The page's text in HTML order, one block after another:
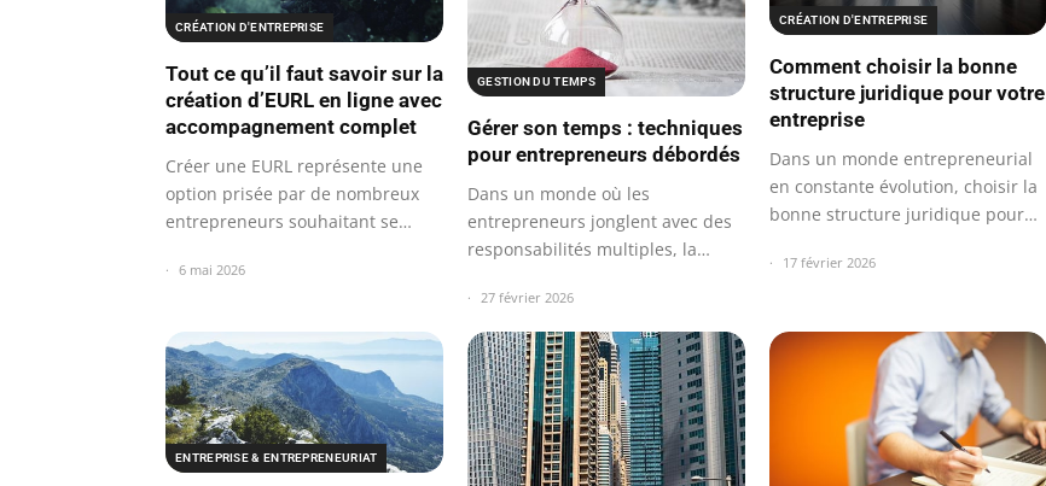
CRÉATION D'ENTREPRISE
Tout ce qu’il faut savoir sur la
création d’EURL en ligne avec
accompagnement complet
Créer une EURL représente une
option prisée par de nombreux
entrepreneurs souhaitant se
6 mai 2026
GESTION DU TEMPS
Gérer son temps : techniques
pour entrepreneurs débordés
Dans un monde où les
entrepreneurs jonglent avec des
responsabilités multiples, la
27 février 2026
CRÉATION D'ENTREPRISE
Comment choisir la bonne
structure juridique pour votre
entreprise
Dans un monde entrepreneurial
en constante évolution, choisir la
bonne structure juridique pour
17 février 2026
ENTREPRISE & ENTREPRENEURIAT